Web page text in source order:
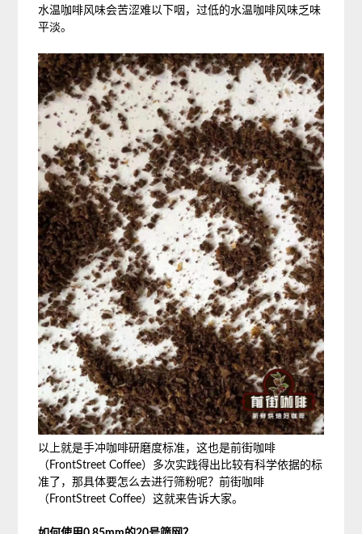
水温咖啡风味会苦涩难以下咽，过低的水温咖啡风味乏味
平淡。
以上就是手冲咖啡研磨度标准，这也是前街咖啡
（FrontStreet Coffee）多次实践得出比较有科学依据的标
准了，那具体要怎么去进行筛粉呢？前街咖啡
（FrontStreet Coffee）这就来告诉大家。